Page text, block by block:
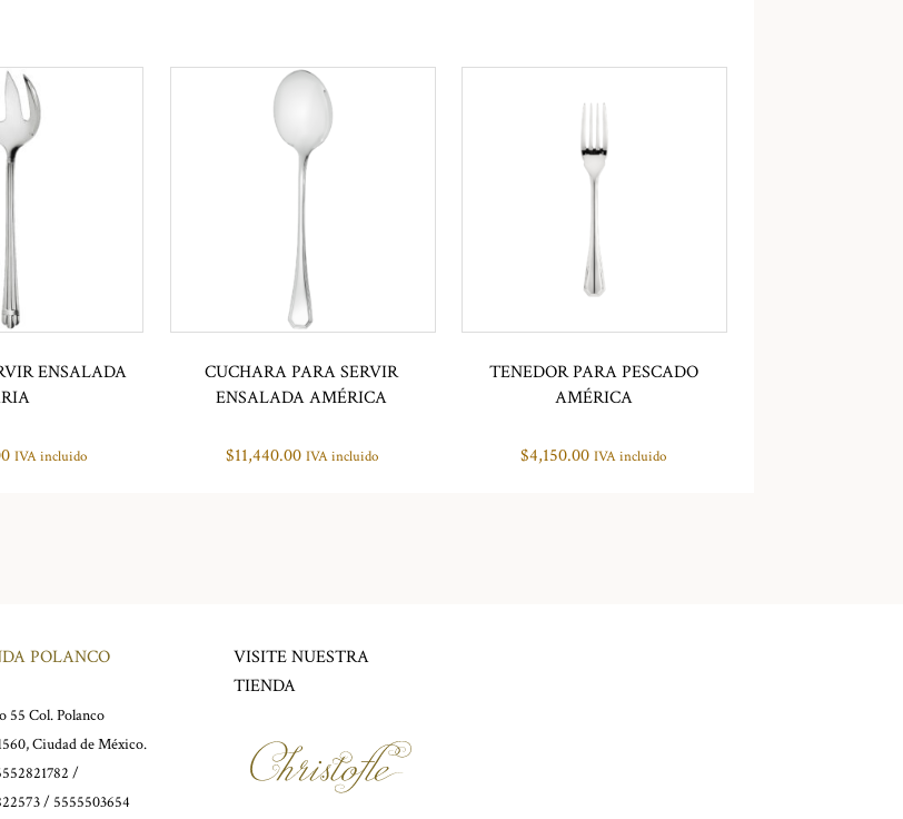
ENSALADA
IVA incluido
CUCHARA PARA SERVIR
ENSALADA AMÉRICA
$11,440.00 IVA incluido
TENEDOR PARA PESCADO
AMÉRICA
$4,150.00 IVA incluido
POLANCO
55 Col. Polanco
Ciudad de México.
/
/ 5555503654
VISITE NUESTRA
TIENDA